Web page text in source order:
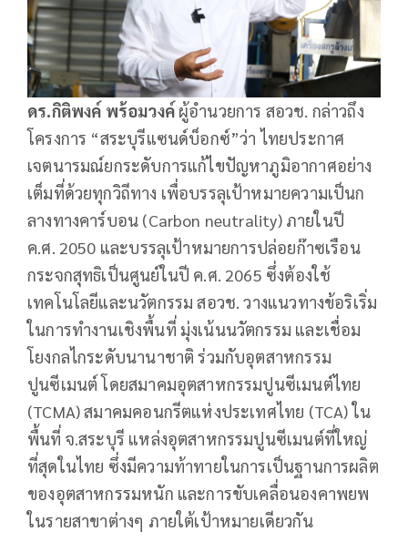
ดร.กิติพงค์ พร้อมวงค์ผู้อำนวยการ สอวช. กล่าวถึง
โครงการ “สระบุรีแซนด์บ็อกซ์”ว่า ไทยประกาศ
เจตนารมณ์ยกระดับการแก้ไขปัญหาภูมิอากาศอย่าง
เต็มที่ด้วยทุกวิถีทาง เพื่อบรรลุเป้าหมายความเป็นก
ลางทางคาร์บอน (Carbon neutrality) ภายในปี
ค.ศ. 2050 และบรรลุเป้าหมายการปล่อยก๊าซเรือน
กระจกสุทธิเป็นศูนย์ในปี ค.ศ. 2065 ซึ่งต้องใช้
เทคโนโลยีและนวัตกรรม สอวช. วางแนวทางข้อริเริ่ม
ในการทำงานเชิงพื้นที่ มุ่งเน้นนวัตกรรม และเชื่อม
โยงกลไกระดับนานาชาติ ร่วมกับอุตสาหกรรม
ปูนซีเมนต์ โดยสมาคมอุตสาหกรรมปูนซีเมนต์ไทย
(TCMA) สมาคมคอนกรีตแห่งประเทศไทย (TCA) ใน
พื้นที่ จ.สระบุรี แหล่งอุตสาหกรรมปูนซีเมนต์ที่ใหญ่
ที่สุดในไทย ซึ่งมีความท้าทายในการเป็นฐานการผลิต
ของอุตสาหกรรมหนัก และการขับเคลื่อนองคาพยพ
ในรายสาขาต่างๆ ภายใต้เป้าหมายเดียวกัน